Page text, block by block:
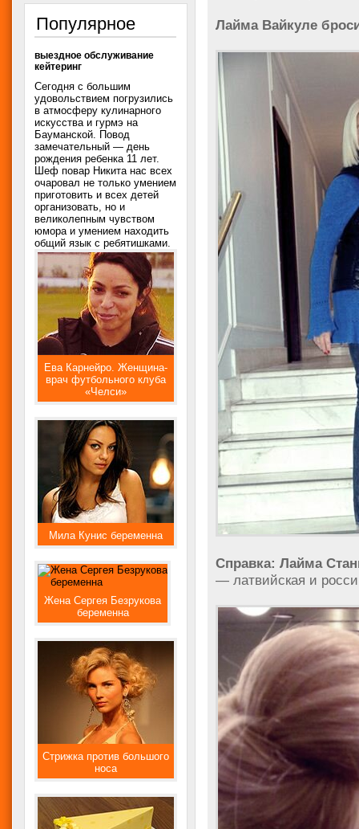
Лайма Вайкуле
Справка: Лайма
— латвийская и
Популярное
выездное обслуживание
кейтеринг
Сегодня с большим
удовольствием погрузились
в атмосферу кулинарного
искусства и гурмэ на
Бауманской. Повод
замечательный — день
рождения ребенка 11 лет.
Шеф повар Никита нас всех
очаровал не только умением
приготовить и всех детей
организовать, но и
великолепным чувством
юмора и умением находить
общий язык с ребятишками.
Ева Карнейро. Женщина-
врач футбольного клуба
«Челси»
Мила Кунис беременна
Жена Сергея Безрукова
беременна
Стрижка против большого
носа